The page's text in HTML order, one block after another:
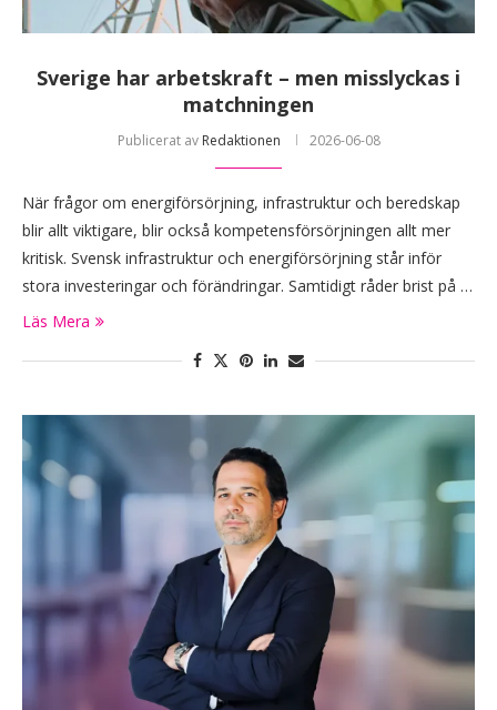
Sverige har arbetskraft – men misslyckas i
matchningen
Publicerat av Redaktionen 2026-06-08
När frågor om energiförsörjning, infrastruktur och beredskap
blir allt viktigare, blir också kompetensförsörjningen allt mer
kritisk. Svensk infrastruktur och energiförsörjning står inför
stora investeringar och förändringar. Samtidigt råder brist på …
Läs Mera